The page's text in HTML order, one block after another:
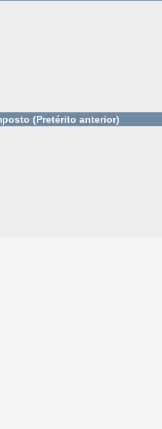
(Pretérito anterior)